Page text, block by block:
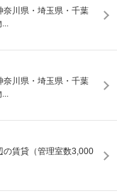
奈川県・埼玉県・千葉
奈川県・埼玉県・千葉
の賃貸（管理室数3,000